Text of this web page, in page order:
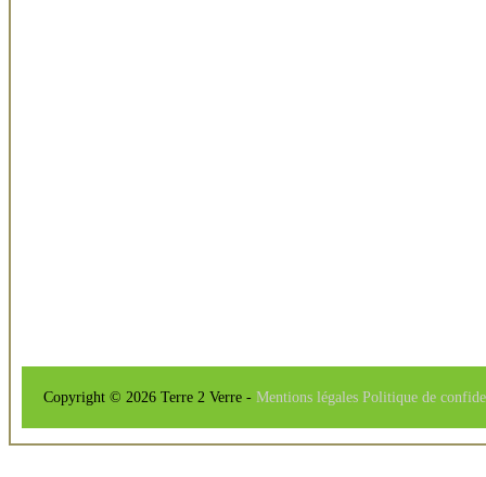
Copyright © 2026 Terre 2 Verre - Mentions légales Politique de